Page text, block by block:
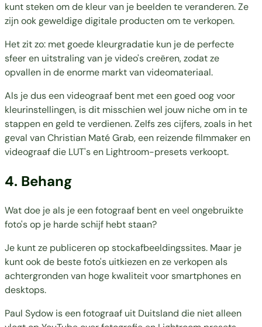
kunt steken om de kleur van je beelden te veranderen. Ze
zijn ook geweldige digitale producten om te verkopen.
Het zit zo: met goede kleurgradatie kun je de perfecte
sfeer en uitstraling van je video's creëren, zodat ze
opvallen in de enorme markt van videomateriaal.
Als je dus een videograaf bent met een goed oog voor
kleurinstellingen, is dit misschien wel jouw niche om in te
stappen en geld te verdienen. Zelfs zes cijfers, zoals in het
geval van Christian Maté Grab, een reizende filmmaker en
videograaf die LUT's en Lightroom-presets verkoopt.
4. Behang
Wat doe je als je een fotograaf bent en veel ongebruikte
foto's op je harde schijf hebt staan?
Je kunt ze publiceren op stockafbeeldingssites. Maar je
kunt ook de beste foto's uitkiezen en ze verkopen als
achtergronden van hoge kwaliteit voor smartphones en
desktops.
Paul Sydow is een fotograaf uit Duitsland die niet alleen